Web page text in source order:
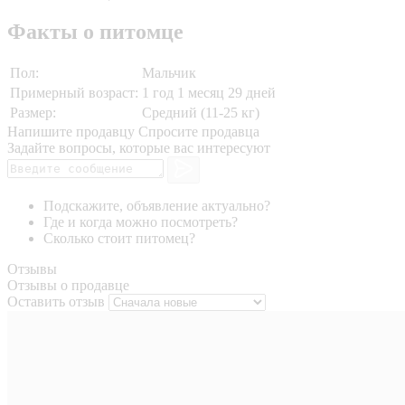
Факты о питомце
Пол:
Мальчик
Примерный возраст: 1 год 1 месяц 29 дней
Размер:
Средний (11-25 кг)
Напишите продавцу Спросите продавца
Задайте вопросы, которые вас интересуют
Подскажите, объявление актуально?
Где и когда можно посмотреть?
Сколько стоит питомец?
Отзывы
Отзывы о продавце
Оставить отзыв